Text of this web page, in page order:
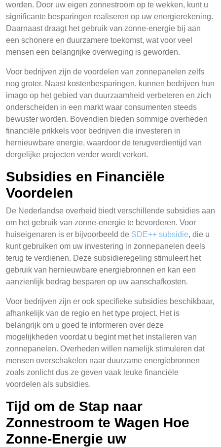
worden. Door uw eigen zonnestroom op te wekken, kunt u
significante besparingen realiseren op uw energierekening.
Daarnaast draagt het gebruik van zonne-energie bij aan
een schonere en duurzamere toekomst, wat voor veel
mensen een belangrijke overweging is geworden.
Voor bedrijven zijn de voordelen van zonnepanelen zelfs
nog groter. Naast kostenbesparingen, kunnen bedrijven hun
imago op het gebied van duurzaamheid verbeteren en zich
onderscheiden in een markt waar consumenten steeds
bewuster worden. Bovendien bieden sommige overheden
financiële prikkels voor bedrijven die investeren in
hernieuwbare energie, waardoor de terugverdientijd van
dergelijke projecten verder wordt verkort.
Subsidies en Financiële
Voordelen
De Nederlandse overheid biedt verschillende subsidies aan
om het gebruik van zonne-energie te bevorderen. Voor
huiseigenaren is er bijvoorbeeld de SDE++ subsidie, die u
kunt gebruiken om uw investering in zonnepanelen deels
terug te verdienen. Deze subsidieregeling stimuleert het
gebruik van hernieuwbare energiebronnen en kan een
aanzienlijk bedrag besparen op uw aanschafkosten.
Voor bedrijven zijn er ook specifieke subsidies beschikbaar,
afhankelijk van de regio en het type project. Het is
belangrijk om u goed te informeren over deze
mogelijkheden voordat u begint met het installeren van
zonnepanelen. Overheden willen namelijk stimuleren dat
mensen overschakelen naar duurzame energiebronnen
zoals zonlicht dus ze geven vaak leuke financiële
voordelen als subsidies.
Tijd om de Stap naar
Zonnestroom te Wagen Hoe
Zonne-Energie uw